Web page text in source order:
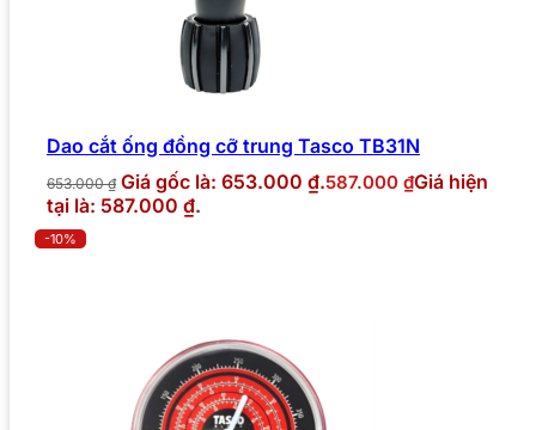
Dao cắt ống đồng cỡ trung Tasco TB31N
653.000₫ Giá gốc là: 653.000 ₫.587.000 ₫Giá hiện
tại là: 587.000 ₫.
-10%